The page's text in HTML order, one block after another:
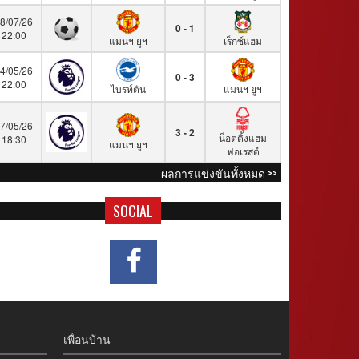
07/26
22:00
แมนฯ ยูฯ
0 - 1
เร็กซ์แฮม
05/26
22:00
ไบรท์ตัน
0 - 3
แมนฯ ยูฯ
05/26
18:30
แมนฯ ยูฯ
3 - 2
น็อตติ้งแฮม
ฟอเรสต์
ผลการแข่งขันทั้งหมด >>
SOCIAL
เพื่อนบ้าน